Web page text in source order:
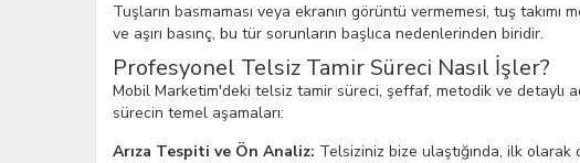
Tuşların basmaması veya ekranın görüntü vermemesi, tuş takımı
ve aşırı basınç, bu tür sorunların başlıca nedenlerinden biridir.
Profesyonel Telsiz Tamir Süreci Nasıl İşler?
Mobil Marketim'deki telsiz tamir süreci, şeffaf, metodik ve detaylı
sürecin temel aşamaları:
Arıza Tespiti ve Ön Analiz: Telsiziniz bize ulaştığında, ilk